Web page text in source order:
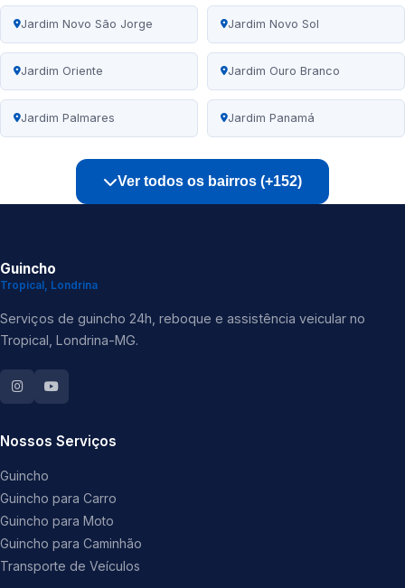
Jardim Novo São Jorge Jardim Novo Sol
Jardim Oriente Jardim Ouro Branco
Jardim Palmares Jardim Panamá
Ver todos os bairros (+152)
Guincho
Tropical, Londrina
Serviços de guincho 24h, reboque e assistência veicular no
Tropical, Londrina-MG.
Nossos Serviços
Guincho
Guincho para Carro
Guincho para Moto
Guincho para Caminhão
Transporte de Veículos